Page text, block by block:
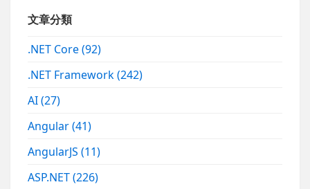
文章分類
.NET Core(92)
.NET Framework(242)
AI(27)
Angular(41)
AngularJS(11)
ASP.NET(226)